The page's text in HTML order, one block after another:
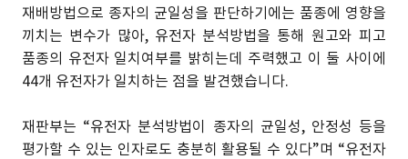
재배방법으로 종자의 균일성을 판단하기에는 품종에 영향을
끼치는 변수가 많아, 유전자 분석방법을 통해 원고와 피고
품종의 유전자 일치여부를 밝히는데 주력했고 이 둘 사이에
44개 유전자가 일치하는 점을 발견했습니다.
재판부는 “유전자 분석방법이 종자의 균일성, 안정성 등을
평가할 수 있는 인자로도 충분히 활용될 수 있다”며 “유전자